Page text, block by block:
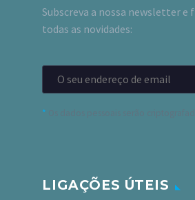
Subscreva a nossa newsletter e
todas as novidades:
*
LIGAÇÕES ÚTEIS